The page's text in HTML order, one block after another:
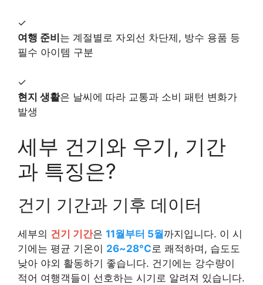
✓
여행 준비 는 계절별로 자외선 차단제, 방수 용품 등
필수 아이템 구분
✓
현지 생활은 날씨에 따라 교통과 소비 패턴 변화가
발생
세부 건기와 우기, 기간
과 특징은?
건기 기간과 기후 데이터
세부의 건기 기간은 11월부터 5월 까지입니다. 이 시
기에는 평균 기온이 26~28°C로 쾌적하며, 습도도
낮아 야외 활동하기 좋습니다. 건기에는 강수량이
적어 여행객들이 선호하는 시기로 알려져 있습니다.